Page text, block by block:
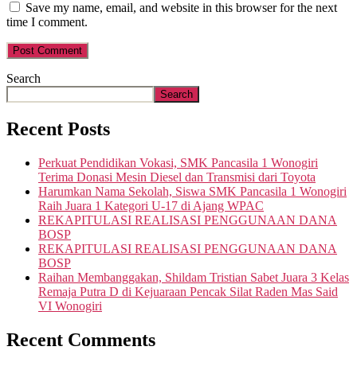
Save my name, email, and website in this browser for the next
time I comment.
Search
Search
Recent Posts
Perkuat Pendidikan Vokasi, SMK Pancasila 1 Wonogiri
Terima Donasi Mesin Diesel dan Transmisi dari Toyota
Harumkan Nama Sekolah, Siswa SMK Pancasila 1 Wonogiri
Raih Juara 1 Kategori U-17 di Ajang WPAC
REKAPITULASI REALISASI PENGGUNAAN DANA
BOSP
REKAPITULASI REALISASI PENGGUNAAN DANA
BOSP
Raihan Membanggakan, Shildam Tristian Sabet Juara 3 Kelas
Remaja Putra D di Kejuaraan Pencak Silat Raden Mas Said
VI Wonogiri
Recent Comments